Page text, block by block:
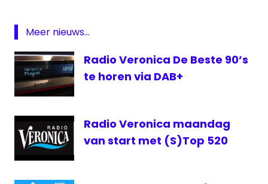
veronica
Rick
Romijn
Rick van
Velthuysen
Tim
Klijn
Meer nieuws...
Radio Veronica De Beste 90’s
te horen via DAB+
Radio Veronica maandag
van start met (S)Top 520